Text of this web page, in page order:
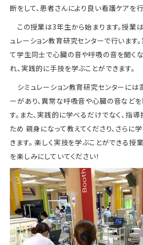
断をして、患者さんにより良い看護ケアを行
この授業は3年生から始まります。授業
ュレーション教育研究センターで行います
て学生同士で心臓の音や呼吸の音を聞く
れ、実践的に手技を学ぶことができます。
シミュレーション教育研究センターには
ーがあり、異常な呼吸音や心臓の音など
す。また、実践的に学べるだけでなく、指
ため 親身になって教えてくださり、さらに
きます。 楽しく実技を学ぶことができる授
を楽しみにしていてください！